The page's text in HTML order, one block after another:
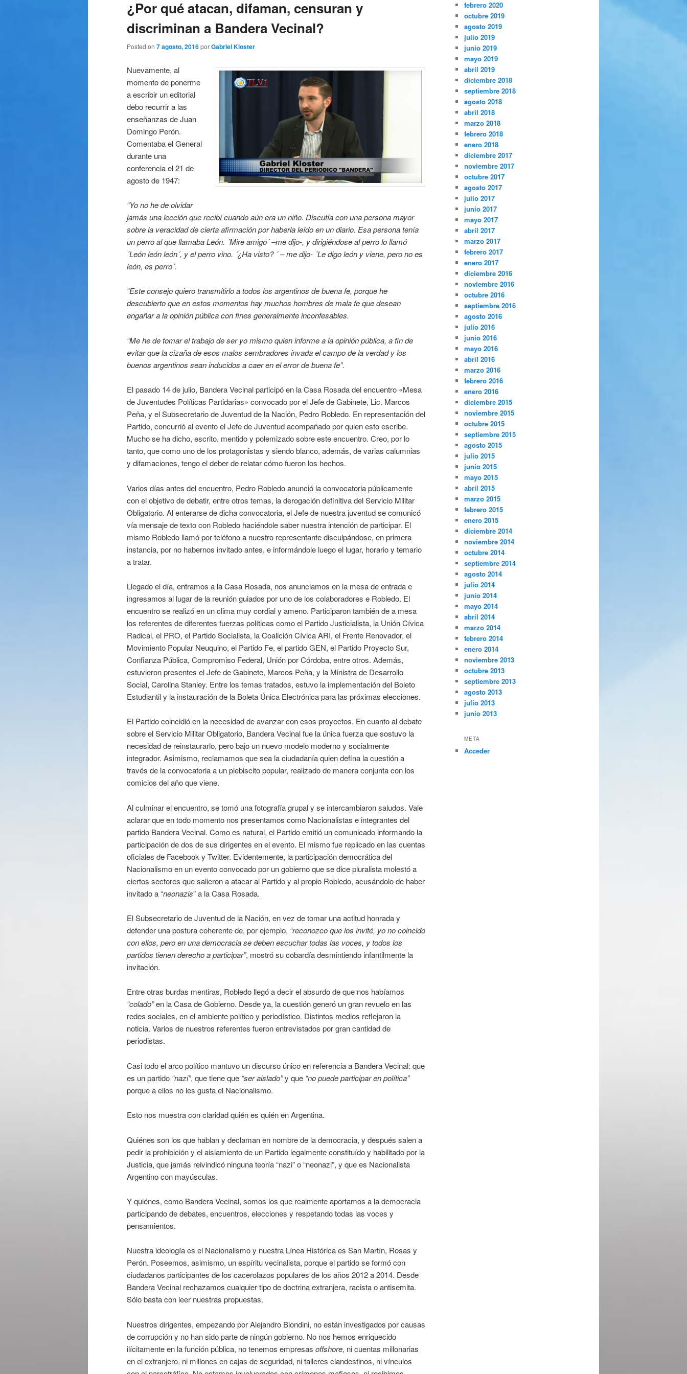
¿Por qué atacan, difaman, censuran y
discriminan a Bandera Vecinal?
Posted on 7 agosto, 2016porGabriel Kloster
Nuevamente, al
momento de ponerme
a escribir un editorial
debo recurrir a las
enseñanzas de Juan
Domingo Perón.
Comentaba el General
durante una
conferencia el 21 de
agosto de 1947:
“Yo no he de olvidar
jamás una lección que recibícuando aún era un niño. Discutía con una personamayor
sobre la veracidad de cierta afirmación por haberlaleído en un diario. Esa persona tenía
un perro alque llamaba León. ´Mire amigo´ –me dijo-, y dirigiéndoseal perro lo llamó
´León león león´, y el perro vino. ´¿Ha visto? ´ – me dijo- ´Le digo león y viene, pero noes
león, es perro´.
“Este consejo quiero transmitirlo a todos los argentinos de buena fe, porque he
descubierto que en estos momentos hay muchos hombres de mala fe que desean
engañar a la opinión pública con fines generalmenteinconfesables.
“Me he de tomar el trabajo de ser yo mismo quieninforme a la opinión pública, a fin de
evitar que la cizañade esos malos sembradores invada el campo dela verdad y los
buenos argentinos sean inducidos acaer en el error de buena fe”.
El pasado 14 de julio, Bandera Vecinal participó en la Casa Rosada del encuentro «Mesa
de Juventudes Políticas Partidarias» convocado por el Jefe de Gabinete, Lic. Marcos
Peña, y el Subsecretario de Juventud de la Nación, Pedro Robledo. En representación del
Partido, concurrió al evento el Jefe de Juventud acompañado por quien esto escribe.
Mucho se ha dicho, escrito, mentido y polemizado sobre este encuentro. Creo, por lo
tanto, que como uno de los protagonistas y siendo blanco, además, de varias calumnias
y difamaciones, tengo el deber de relatar cómo fueron los hechos.
Varios días antes del encuentro, Pedro Robledo anunció la convocatoria públicamente
con el objetivo de debatir, entre otros temas, la derogación definitiva del Servicio Militar
Obligatorio. Al enterarse de dicha convocatoria, el Jefe de nuestra juventud se comunicó
vía mensaje de texto con Robledo haciéndole saber nuestra intención de participar. El
mismo Robledo llamó por teléfono a nuestro representante disculpándose, en primera
instancia, por no habernos invitado antes, e informándole luego el lugar, horario y temario
a tratar.
Llegado el día, entramos a la Casa Rosada, nos anunciamos en la mesa de entrada e
ingresamos al lugar de la reunión guiados por uno de los colaboradores e Robledo. El
encuentro se realizó en un clima muy cordial y ameno. Participaron también de a mesa
los referentes de diferentes fuerzas políticas como el Partido Justicialista, la Unión Cívica
Radical, el PRO, el Partido Socialista, la Coalición Cívica ARI, el Frente Renovador, el
Movimiento Popular Neuquino, el Partido Fe, el partido GEN, el Partido Proyecto Sur,
Confianza Pública, Compromiso Federal, Unión por Córdoba, entre otros. Además,
estuvieron presentes el Jefe de Gabinete, Marcos Peña, y la Ministra de Desarrollo
Social, Carolina Stanley. Entre los temas tratados, estuvo la implementación del Boleto
Estudiantil y la instauración de la Boleta Única Electrónica para las próximas elecciones.
El Partido coincidió en la necesidad de avanzar con esos proyectos. En cuanto al debate
sobre el Servicio Militar Obligatorio, Bandera Vecinal fue la única fuerza que sostuvo la
necesidad de reinstaurarlo, pero bajo un nuevo modelo moderno y socialmente
integrador. Asimismo, reclamamos que sea la ciudadanía quien defina la cuestión a
través de la convocatoria a un plebiscito popular, realizado de manera conjunta con los
comicios del año que viene.
Al culminar el encuentro, se tomó una fotografía grupal y se intercambiaron saludos. Vale
aclarar que en todo momento nos presentamos como Nacionalistas e integrantes del
partido Bandera Vecinal. Como es natural, el Partido emitió un comunicado informando la
participación de dos de sus dirigentes en el evento. El mismo fue replicado en las cuentas
oficiales de Facebook y Twitter. Evidentemente, la participación democrática del
Nacionalismo en un evento convocado por un gobierno que se dice pluralista molestó a
ciertos sectores que salieron a atacar al Partido y al propio Robledo, acusándolo de haber
invitado a “neonazis” a la Casa Rosada.
El Subsecretario de Juventud de la Nación, en vez de tomar una actitud honrada y
defender una postura coherente de, por ejemplo, “reconozco quelos invité, yo no coincido
con ellos, pero en una democraciase deben escuchar todas las voces, y todos los
partidos tienen derecho a participar”, mostró su cobardía desmintiendo infantilmente la
invitación.
Entre otras burdas mentiras, Robledo llegó a decir el absurdo de que nos habíamos
“colado”en la Casa de Gobierno. Desde ya, la cuestión generó un gran revuelo en las
redes sociales, en el ambiente político y periodístico. Distintos medios reflejaron la
noticia. Varios de nuestros referentes fueron entrevistados por gran cantidad de
periodistas.
Casi todo el arco político mantuvo un discurso único en referencia a Bandera Vecinal: que
es un partido “nazi”, que tiene que “ser aislado”y que “no puedeparticipar en política”
porque a ellos no les gusta el Nacionalismo.
Esto nos muestra con claridad quién es quién en Argentina.
Quiénes son los que hablan y declaman en nombre de la democracia, y después salen a
pedir la prohibición y el aislamiento de un Partido legalmente constituído y habilitado por la
Justicia, que jamás reivindicó ninguna teoría “nazi” o “neonazi”, y que es Nacionalista
Argentino con mayúsculas.
Y quiénes, como Bandera Vecinal, somos los que realmente aportamos a la democracia
participando de debates, encuentros, elecciones y respetando todas las voces y
pensamientos.
Nuestra ideología es el Nacionalismo y nuestra Línea Histórica es San Martín, Rosas y
Perón. Poseemos, asimismo, un espíritu vecinalista, porque el partido se formó con
ciudadanos participantes de los cacerolazos populares de los años 2012 a 2014. Desde
Bandera Vecinal rechazamos cualquier tipo de doctrina extranjera, racista o antisemita.
Sólo basta con leer nuestras propuestas.
Nuestros dirigentes, empezando por Alejandro Biondini, no están investigados por causas
de corrupción y no han sido parte de ningún gobierno. No nos hemos enriquecido
ilícitamente en la función pública, no tenemos empresas offshore, ni cuentas millonarias
en el extranjero, ni millones en cajas de seguridad, ni talleres clandestinos, ni vínculos
febrero 2020
octubre 2019
agosto 2019
julio 2019
junio 2019
mayo 2019
abril 2019
diciembre 2018
septiembre 2018
agosto 2018
abril 2018
marzo 2018
febrero 2018
enero 2018
diciembre 2017
noviembre 2017
octubre 2017
agosto 2017
julio 2017
junio 2017
mayo 2017
abril 2017
marzo 2017
febrero 2017
enero 2017
diciembre 2016
noviembre 2016
octubre 2016
septiembre 2016
agosto 2016
julio 2016
junio 2016
mayo 2016
abril 2016
marzo 2016
febrero 2016
enero 2016
diciembre 2015
noviembre 2015
octubre 2015
septiembre 2015
agosto 2015
julio 2015
junio 2015
mayo 2015
abril 2015
marzo 2015
febrero 2015
enero 2015
diciembre 2014
noviembre 2014
octubre 2014
septiembre 2014
agosto 2014
julio 2014
junio 2014
mayo 2014
abril 2014
marzo 2014
febrero 2014
enero 2014
noviembre 2013
octubre 2013
septiembre 2013
agosto 2013
julio 2013
junio 2013
META
Acceder